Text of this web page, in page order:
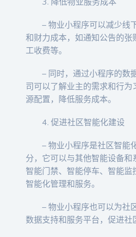
– 物业小程序可以减少线
和财力成本，如通知公告的张
工收费等。
– 同时，通过小程序的数
司可以了解业主的需求和行为
源配置，降低服务成本。
4. 促进社区智能化建设
– 物业小程序是社区智能
分，它可以与其他智能设备和
智能门禁、智能停车、智能监
智能化管理和服务。
– 物业小程序也可以为社
数据支持和服务平台，促进社